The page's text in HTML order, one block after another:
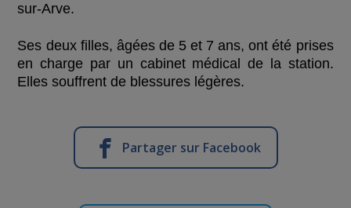
sur-Arve.
Ses deux filles, âgées de 5 et 7 ans, ont été prises
en charge par un cabinet médical de la station.
Elles souffrent de blessures légères.
Partager sur Facebook